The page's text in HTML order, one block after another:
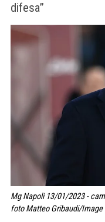
difesa”
Mg Napoli 13/01/2023 -
foto Matteo Gribaudi/